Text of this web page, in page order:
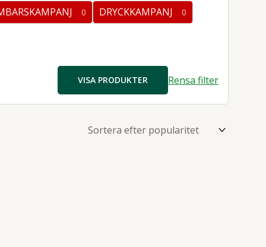
0 DRYCKKAMPANJ 0
0
VISA PRODUKTER Rensa filter